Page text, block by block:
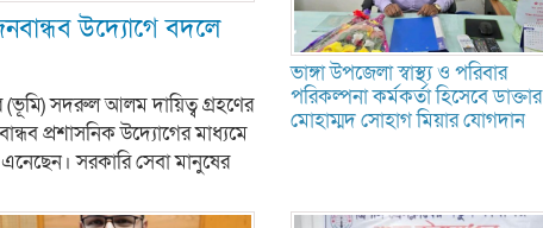
উদ্যোগে বদলে
(ভূমি) সদরুল আলম দায়িত্ব গ্রহণের
প্রশাসনিক উদ্যোগের মাধ্যমে
সরকারি সেবা মানুষের
ভাঙ্গা উপজেলা স্বাস্থ্য ও পরিবার
পরিকল্পনা কর্মকর্তা হিসেবে ডাক্তার
মোহাম্মদ সোহাগ মিয়ার যোগদান